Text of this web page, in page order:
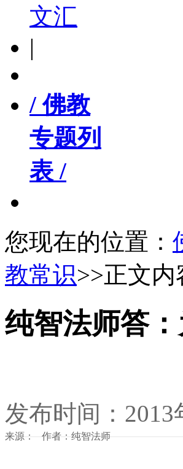
文汇
|
/ 佛教
专题列
表 /
您现在的位置：
教常识>>正文内
纯智法师答
发布时间：2013
来源： 作者：纯智法师